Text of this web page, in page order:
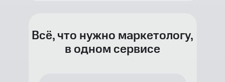
Всё, что нужно маркетологу,
в одном сервисе